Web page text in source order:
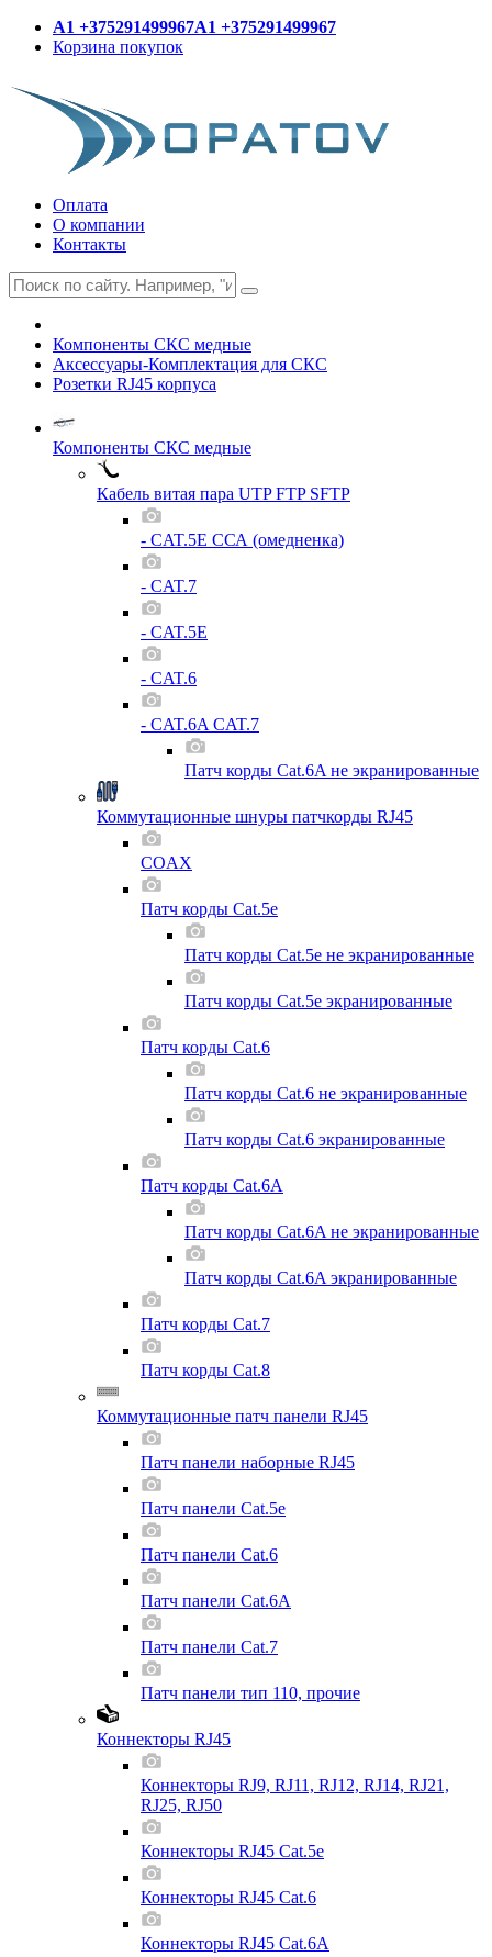
A1 +375291499967A1 +375291499967
Корзина покупок
Оплата
О компании
Контакты
Компоненты СКС медные
Аксессуары-Комплектация для СКС
Розетки RJ45 корпуса
Компоненты СКС медные
Кабель витая пара UTP FTP SFTP
- CAT.5E ССА (омедненка)
- CAT.7
- CAT.5E
- CAT.6
- CAT.6A CAT.7
Патч корды Cat.6A не экранированные
Коммутационные шнуры патчкорды RJ45
COAX
Патч корды Cat.5e
Патч корды Cat.5e не экранированные
Патч корды Cat.5e экранированные
Патч корды Cat.6
Патч корды Cat.6 не экранированные
Патч корды Cat.6 экранированные
Патч корды Cat.6A
Патч корды Cat.6A не экранированные
Патч корды Cat.6A экранированные
Патч корды Cat.7
Патч корды Cat.8
Коммутационные патч панели RJ45
Патч панели наборные RJ45
Патч панели Cat.5e
Патч панели Cat.6
Патч панели Cat.6A
Патч панели Cat.7
Патч панели тип 110, прочие
Коннекторы RJ45
Коннекторы RJ9, RJ11, RJ12, RJ14, RJ21,
RJ25, RJ50
Коннекторы RJ45 Cat.5e
Коннекторы RJ45 Cat.6
Коннекторы RJ45 Cat.6A